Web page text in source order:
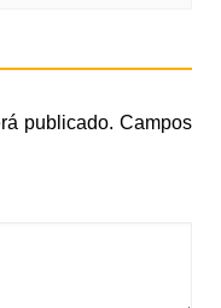
publicado. Campos